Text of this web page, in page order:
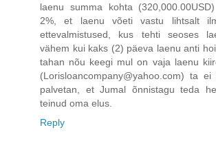
laenu summa kohta
2%, et laenu võeti vastu lihtsalt
ettevalmistused, kus tehti seoses
vähem kui kaks (2) päeva laenu anti
tahan nõu keegi mul on vaja laenu
(Lorisloancompany@yahoo.com) ta
palvetan, et Jumal õnnistagu teda
teinud oma elus.
Reply